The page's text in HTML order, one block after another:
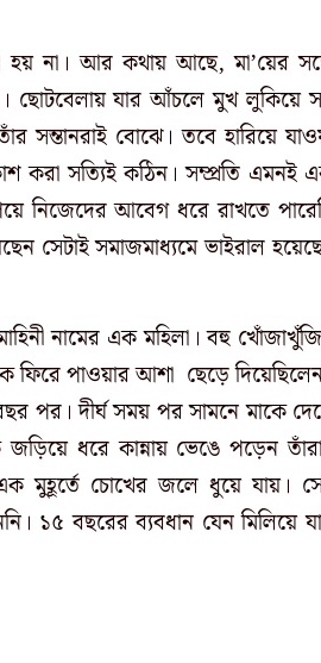
হয় না। আর কথায় আছে, মা’য়ের
ছোটবেলায় যার আঁচলে মুখ লুকিয়ে
সন্তানরাই বোঝে। তবে হারিয়ে
করা সত্যিই কঠিন। সম্প্রতি এমনই
নিজেদের আবেগ ধরে রাখতে
সেটাই সমাজমাধ্যমে ভাইরাল
নামের এক মহিলা। বহু
ফিরে পাওয়ার আশা ছেড়ে
পর। দীর্ঘ সময় পর সামনে মাকে
ধরে কান্নায় ভেঙে পড়েন
এক মুহূর্তে চোখের জলে ধুয়ে যায়।
১৫ বছরের ব্যবধান যেন মিলিয়ে